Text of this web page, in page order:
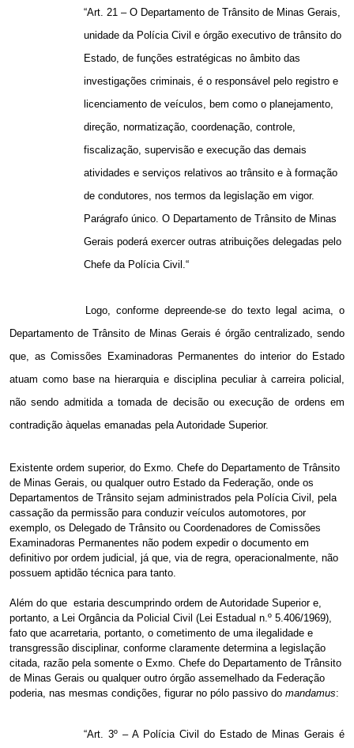
“Art. 21 – O Departamento de Trânsito de Minas Gerais,
unidade da Polícia Civil e órgão executivo de trânsito do
Estado, de funções estratégicas no âmbito das
investigações criminais, é o responsável pelo registro e
licenciamento de veículos, bem como o planejamento,
direção, normatização, coordenação, controle,
fiscalização, supervisão e execução das demais
atividades e serviços relativos ao trânsito e à formação
de condutores, nos termos da legislação em vigor.
Parágrafo único. O Departamento de Trânsito de Minas
Gerais poderá exercer outras atribuições delegadas pelo
Chefe da Polícia Civil.“
Logo, conforme depreende-se do texto legal acima, o
Departamento de Trânsito de Minas Gerais é órgão centralizado, sendo
que, as Comissões Examinadoras Permanentes do interior do Estado
atuam como base na hierarquia e disciplina peculiar à carreira policial,
não sendo admitida a tomada de decisão ou execução de ordens em
contradição àquelas emanadas pela Autoridade Superior.
Existente ordem superior, do Exmo. Chefe do Departamento de Trânsito
de Minas Gerais, ou qualquer outro Estado da Federação, onde os
Departamentos de Trânsito sejam administrados pela Polícia Civil, pela
cassação da permissão para conduzir veículos automotores, por
exemplo, os Delegado de Trânsito ou Coordenadores de Comissões
Examinadoras Permanentes não podem expedir o documento em
definitivo por ordem judicial, já que, via de regra, operacionalmente, não
possuem aptidão técnica para tanto.
Além do que estaria descumprindo ordem de Autoridade Superior e,
portanto, a Lei Orgância da Policial Civil (Lei Estadual n.º 5.406/1969),
fato que acarretaria, portanto, o cometimento de uma ilegalidade e
transgressão disciplinar, conforme claramente determina a legislação
citada, razão pela somente o Exmo. Chefe do Departamento de Trânsito
de Minas Gerais ou qualquer outro órgão assemelhado da Federação
poderia, nas mesmas condições, figurar no pólo passivo do mandamus:
“Art. 3º – A Polícia Civil do Estado de Minas Gerais é